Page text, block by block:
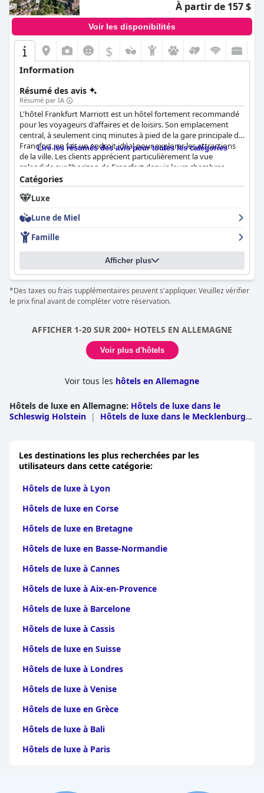
À partir de 157 $
Voir les disponibilités
$
Information
Résumé des avis
Résumé par IA
L'hôtel Frankfurt Marriott est un hôtel fortement recommandé
pour les voyageurs d'affaires et de loisirs. Son emplacement
central, à seulement cinq minutes à pied de la gare principale de
Francfort, en fait un endroit idéal pour explorer les attractions
de la ville. Les clients apprécient particulièrement la vue
splendide sur l'horizon de Francfort depuis leurs chambres,
surtout depuis le 38e étage. Le petit déjeuner de l'hôtel est
exceptionnel avec un grand choix d'offres délicieuses qui
satisfont tous les goûts. Les chambres sont spacieuses, bien
moderne et propre, offrant une atmosphère silencieuse malgré
son emplacement autour de la gare centrale. Le personnel est
exceptionnel, amical, serviable et attentif, ce qui permet aux
clients de se sentir les bienvenus et de s'assurer que leurs
besoins sont satisfaits. L'hôtel est un choix fiable pour les
voyageurs d'affaires grâce à son emplacement pratique et son
service de premier ordre. Cependant, la situation du
stationnement est un sujet de préoccupation pour les clients,
beaucoup affirmant que le stationnement est cher. Malgré cela,
visiteurs.
Lire les résumés des avis pour toutes les catégories
Catégories
Luxe
Lune de Miel
Famille
Afficher plus
*Des taxes ou frais supplémentaires peuvent s'appliquer. Veuillez vérifier
le prix final avant de compléter votre réservation.
AFFICHER 1-20 SUR 200+ HOTELS EN ALLEMAGNE
Voir plus d'hôtels
Voir tous les hôtels en Allemagne
Hôtels de luxe en Allemagne: Hôtels de luxe dans le
Schleswig Holstein |
Hôtels de luxe dans le Mecklenburg
Westphalie | Hôtels de luxe en Saxe | Hôtels de luxe en
Rhénanie-Palatinat | Hôtels de luxe en Hessen
Berlin | Hôtels de luxe en Saxe-Anhalt
en Sarre | Hôtels de luxe à Brême
Les destinations les plus recherchées par les
utilisateurs dans cette catégorie:
Hôtels de luxe à Lyon
Hôtels de luxe en Corse
Hôtels de luxe en Bretagne
Hôtels de luxe en Basse-Normandie
Hôtels de luxe à Cannes
Hôtels de luxe à Aix-en-Provence
Hôtels de luxe à Barcelone
Hôtels de luxe à Cassis
Hôtels de luxe en Suisse
Hôtels de luxe à Londres
Hôtels de luxe à Venise
Hôtels de luxe en Grèce
Hôtels de luxe à Bali
Hôtels de luxe à Paris
Hôtels de luxe au Maroc